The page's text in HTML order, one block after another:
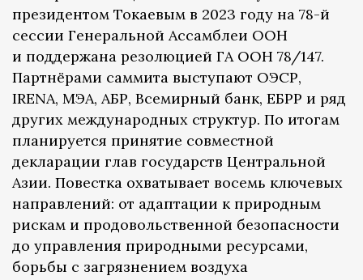
президентом Токаевым в 2023 году на 78-й
сессии Генеральной Ассамблеи ООН
и поддержана резолюцией ГА ООН 78/147.
Партнёрами саммита выступают ОЭСР,
IRENA, МЭА, АБР, Всемирный банк, ЕБРР и ряд
других международных структур. По итогам
планируется принятие совместной
декларации глав государств Центральной
Азии. Повестка охватывает восемь ключевых
направлений: от адаптации к природным
рискам и продовольственной безопасности
до управления природными ресурсами,
борьбы с загрязнением воздуха